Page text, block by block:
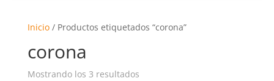
Inicio/ Productos etiquetados “corona”
corona
Mostrando los 3 resultados